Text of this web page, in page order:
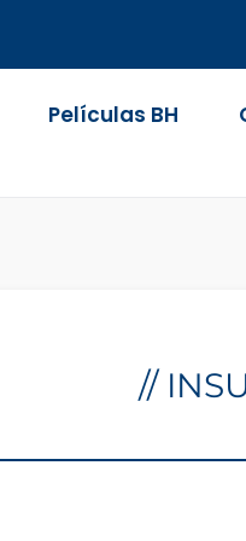
Películas BH
//